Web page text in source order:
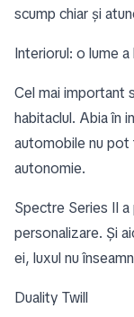
scump chiar și
Interiorul: o lume a
Cel mai important
habitaclul. Abia în
automobile nu pot
autonomie.
Spectre Series II
personalizare. Și
ei, luxul nu
Duality Twill